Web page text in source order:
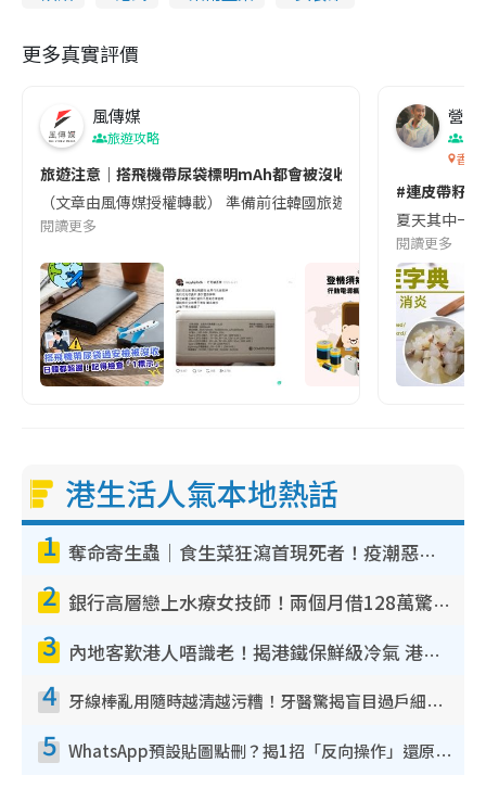
更多真實評價
風傳媒
旅遊攻略
旅遊注意｜搭飛機帶尿袋標明mAh都會被沒收😱出發前切記檢查
（文章由風傳媒授權轉載） 準備前往韓國旅遊的民眾，近期要
閱讀更多
營養
香港
#連皮帶籽
夏天其中一
閱讀更多
港生活人氣本地熱話
1 奪命寄生蟲｜食生菜狂瀉首現死者！疫潮惡化錄1.8萬宗病例 揭洗菜3大謬誤
2 銀行高層戀上水療女技師！兩個月借128萬驚覺「沉船」沉落火海 揭背後疑似邪教操控賣淫
3 內地客歎港人唔識老！揭港鐵保鮮級冷氣 港人求放過：咪投訴
4 牙線棒亂用隨時越清越污糟！牙醫驚揭盲目過戶細菌恐致蛀牙：呢種先係日常真保養
5 WhatsApp預設貼圖點刪？揭1招「反向操作」還原簡潔介面 附3步實測教學